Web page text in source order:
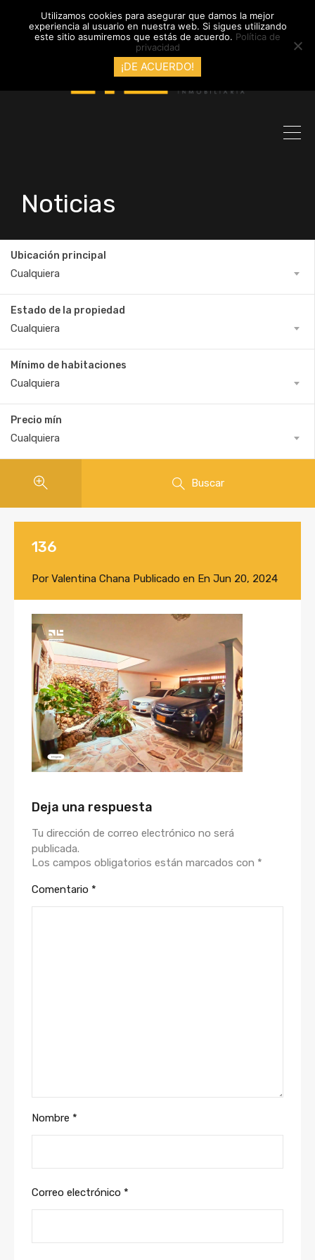
info@inmobiliariadyl.com
Noticias
Ubicación principal
Cualquiera
Estado de la propiedad
Cualquiera
Mínimo de habitaciones
Cualquiera
Precio mín
Cualquiera
Buscar
136
Por Valentina Chana Publicado en En Jun 20, 2024
Deja una respuesta
Tu dirección de correo electrónico no será
publicada.
Los campos obligatorios están marcados con *
Comentario *
Nombre *
Correo electrónico *
Utilizamos cookies para asegurar que damos la mejor
experiencia al usuario en nuestra web. Si sigues utilizando
este sitio asumiremos que estás de acuerdo. Política de
privacidad
¡DE ACUERDO!